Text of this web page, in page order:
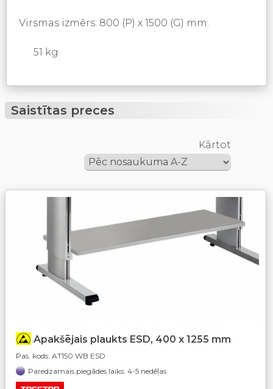
Virsmas izmērs: 800 (P) x 1500 (G) mm.
51 kg
Saistītas preces
Kārtot
Apakšējais plaukts ESD, 400 x 1255 mm
Pas. kods: AT150 WB ESD
Paredzamais piegādes laiks: 4-5 nedēļas